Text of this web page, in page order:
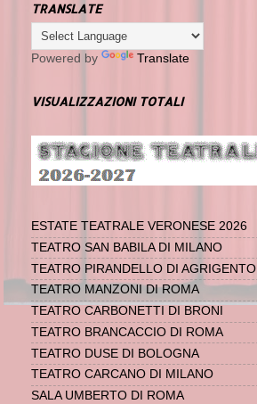
TRANSLATE
Powered by Translate
VISUALIZZAZIONI TOTALI
ESTATE TEATRALE VERONESE 2026
TEATRO SAN BABILA DI MILANO
TEATRO PIRANDELLO DI AGRIGENTO
TEATRO MANZONI DI ROMA
TEATRO CARBONETTI DI BRONI
TEATRO BRANCACCIO DI ROMA
TEATRO DUSE DI BOLOGNA
TEATRO CARCANO DI MILANO
SALA UMBERTO DI ROMA